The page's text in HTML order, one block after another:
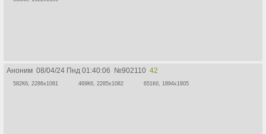
Аноним 08/04/24 Пнд 01:40:06 №902110 42
582Кб, 2286x1081 469Кб, 2285x1082 651Кб, 1894x1805